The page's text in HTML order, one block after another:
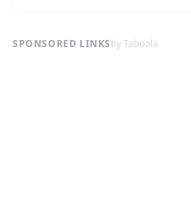
SPONSORED LINKSby Taboola